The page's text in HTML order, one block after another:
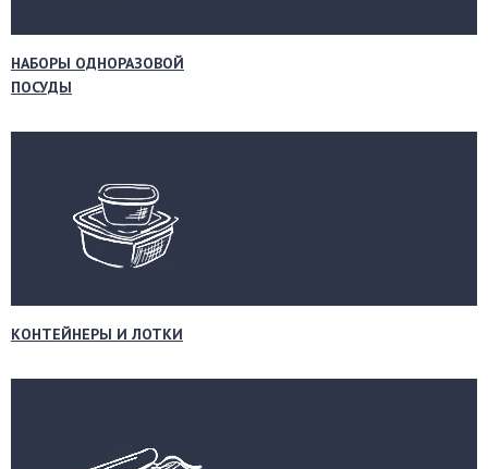
НАБОРЫ ОДНОРАЗОВОЙ
ПОСУДЫ
КОНТЕЙНЕРЫ И ЛОТКИ